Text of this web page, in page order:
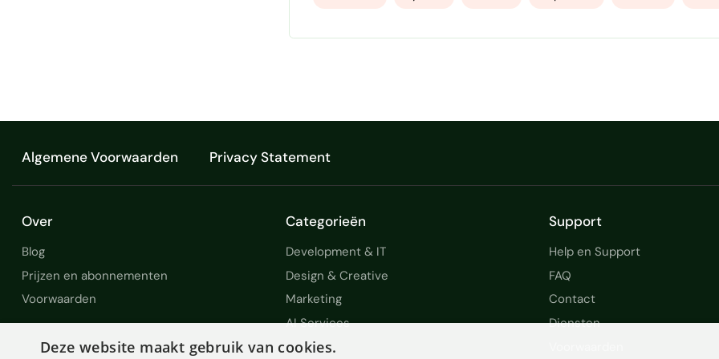
Algemene Voorwaarden Privacy Statement
Over
Blog
Prijzen en abonnementen
Voorwaarden
Categorieën
Development & IT
Design & Creative
Marketing
AI Services
Support
Help en Support
FAQ
Contact
Diensten
Deze website maakt gebruik van cookies.